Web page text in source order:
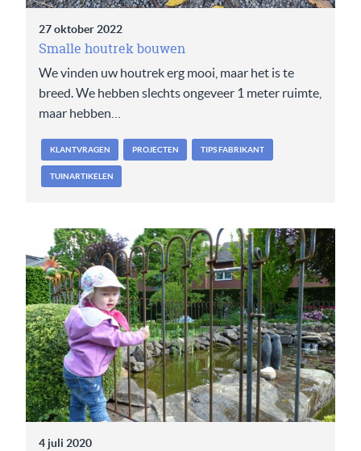
27 oktober 2022
Smalle houtrek bouwen
We vinden uw houtrek erg mooi, maar het is te
breed. We hebben slechts ongeveer 1 meter ruimte,
maar hebben…
KLANTVRAGEN PROJECTEN TIPS FABRIKANT
TUINARTIKELEN
4 juli 2020